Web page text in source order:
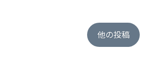
他の投稿